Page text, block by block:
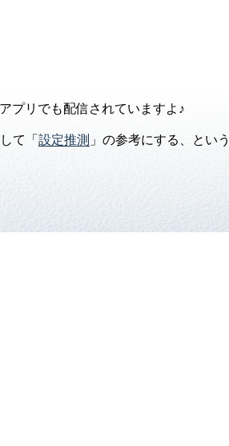
プリでも配信されていますよ♪
て「 設定推測 」の参考にする、とい